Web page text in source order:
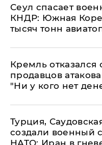
​Сеул спасает
КНДР: Южная
тысяч тонн
Кремль отказался
продавцов
"Ни у кого нет
Турция,
создали военный
НАТО: Иран в